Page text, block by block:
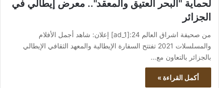
لحماية "البحر العتيق والمعقد".. معرض إيطالي في
الجزائر
من صحيفة اشراق العالم 24:[ad_1] إعلان: شاهد أجمل الأفلام
والمسلسلات 2021 تفتتح السفارة الإيطالية والمعهد الثقافي الإيطالي
بالجزائر بالتعاون مع…
أكمل القراءة »